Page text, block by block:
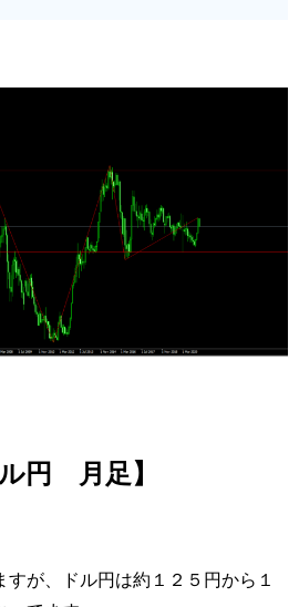
ル円 月足】
すが、ドル円は約１２５円から１